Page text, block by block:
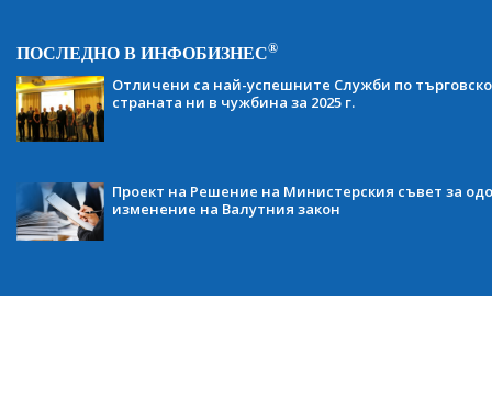
ПОСЛЕДНО В ИНФОБИЗНЕС®
Отличени са най-успешните Служби по
страната ни в чужбина за 2025 г.
Проект на Решение на Министерския съвет за
изменение на Валутния закон